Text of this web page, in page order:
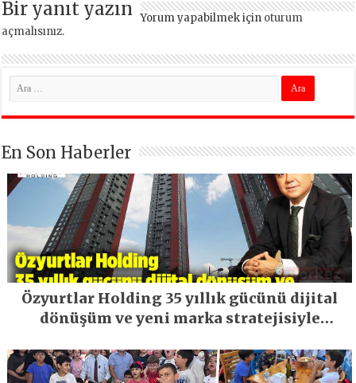
Bir yanıt yazın Yorum yapabilmek için oturum
açmalısınız.
En Son Haberler
Özyurtlar Holding 35 yıllık gücünü dijital
dönüşüm ve yeni marka stratejisiyle